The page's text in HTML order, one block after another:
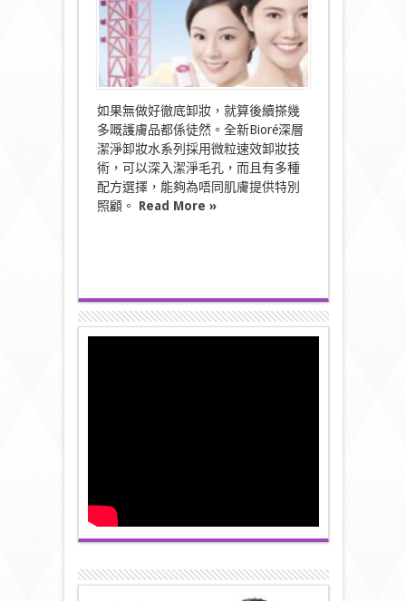
孔
速
淨
彩
妝〉
中
如果無做好徹底卸妝，就算後續搽幾
多嘅護膚品都係徒然。全新Bioré深層
潔淨卸妝水系列採用微粒速效卸妝技
術，可以深入潔淨毛孔，而且有多種
配方選擇，能夠為唔同肌膚提供特別
照顧。 Read More »